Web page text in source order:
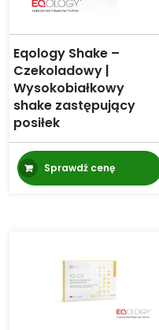
Eqology Shake –
Czekoladowy |
Wysokobiałkowy
shake zastępujący
posiłek
Sprawdź cenę